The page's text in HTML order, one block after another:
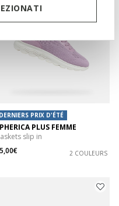
DERNIERS PRIX D'ÉTÉ
PLUS FEMME
slip in
2 COULEURS